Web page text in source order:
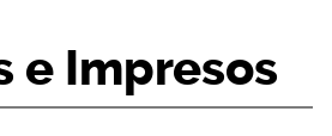
e Impresos